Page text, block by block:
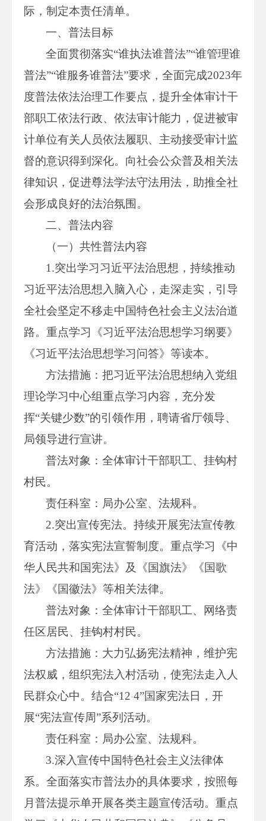
际，制定本责任清单。
一、普法目标
全面贯彻落实“谁执法谁普法”“谁管理谁
普法”“谁服务谁普法”要求，全面完成2023年
度普法依法治理工作要点，提升全体审计干
部职工依法行政、依法审计能力，促进被审
计单位有关人员依法履职、主动接受审计监
督的意识得到深化。向社会公众普及相关法
律知识，促进尊法学法守法用法，助推全社
会形成良好的法治氛围。
二、普法内容
（一）共性普法内容
1.突出学习习近平法治思想，持续推动
习近平法治思想入脑入心，走深走实，引导
全社会坚定不移走中国特色社会主义法治道
路。重点学习《习近平法治思想学习纲要》
《习近平法治思想学习问答》等读本。
方法措施：把习近平法治思想纳入党组
理论学习中心组重点学习内容，充分发
挥“关键少数”的引领作用，聘请省厅领导、
局领导进行宣讲。
普法对象：全体审计干部职工、挂钩村
村民。
责任科室：局办公室、法规科。
2.突出宣传宪法。持续开展宪法宣传教
育活动，落实宪法宣誓制度。重点学习《中
华人民共和国宪法》及《国旗法》《国歌
法》《国徽法》等相关法律。
普法对象：全体审计干部职工、网络责
任区居民、挂钩村村民。
方法措施：大力弘扬宪法精神，维护宪
法权威，组织宪法入村活动，使宪法走入人
民群众心中。结合“12·4”国家宪法日，开
展“宪法宣传周”系列活动。
责任科室：局办公室、法规科。
3.深入宣传中国特色社会主义法律体
系。全面落实市普法办的具体要求，按照每
月普法提示单开展各类主题宣传活动。重点